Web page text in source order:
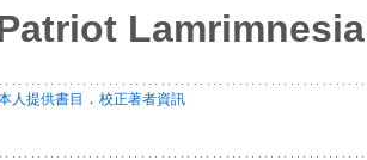
Lamrimnesia
人提供書目 ． 校正著者資訊